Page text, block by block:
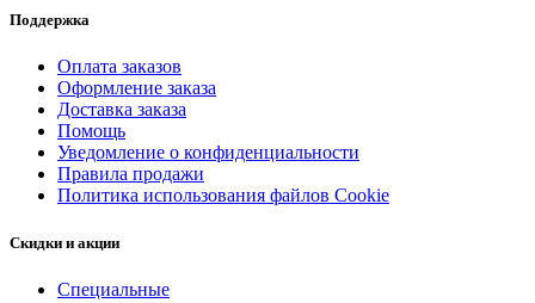
Поддержка
Оплата заказов
Оформление заказа
Доставка заказа
Помощь
Уведомление о конфиденциальности
Правила продажи
Политика использования файлов Cookie
Скидки и акции
Специальные